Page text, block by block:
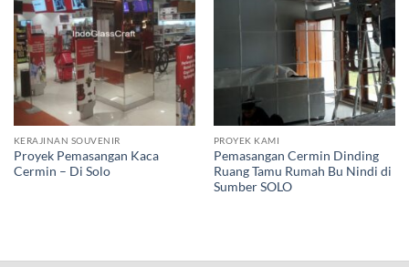
KERAJINAN SOUVENIR
Proyek Pemasangan Kaca
Cermin – Di Solo
PROYEK KAMI
Pemasangan Cermin Dinding
Ruang Tamu Rumah Bu Nindi di
Sumber SOLO